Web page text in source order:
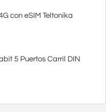
con eSIM Teltonika
5 Puertos Carril DIN